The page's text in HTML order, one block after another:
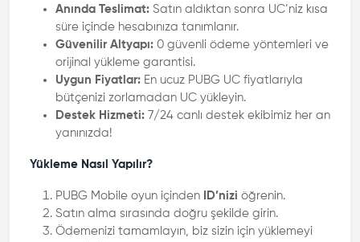
Anında Teslimat: Satın aldıktan sonra UC’niz kısa
süre içinde hesabınıza tanımlanır.
Güvenilir Altyapı: 0 güvenli ödeme yöntemleri ve
orijinal yükleme garantisi.
Uygun Fiyatlar: En ucuz PUBG UC fiyatlarıyla
bütçenizi zorlamadan UC yükleyin.
Destek Hizmeti: 7/24 canlı destek ekibimiz her an
yanınızda!
Yükleme Nasıl Yapılır?
PUBG Mobile oyun içinden ID’nizi öğrenin.
Satın alma sırasında doğru şekilde girin.
Ödemenizi tamamlayın, biz sizin için yüklemeyi